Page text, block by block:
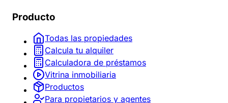
Producto
Todas las propiedades
Calcula tu alquiler
Calculadora de préstamos
Vitrina inmobiliaria
Productos
Para propietarios y agentes